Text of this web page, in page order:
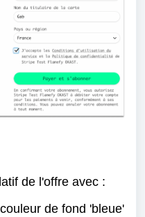
de l'offre avec :
de fond 'bleue'